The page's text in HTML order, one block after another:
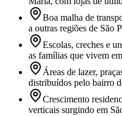
Boa malha de
a outras regiões de São
Escolas, creches e
as famílias que vivem
Áreas de lazer,
distribuídos pelo bairro
Crescimento
verticais surgindo em